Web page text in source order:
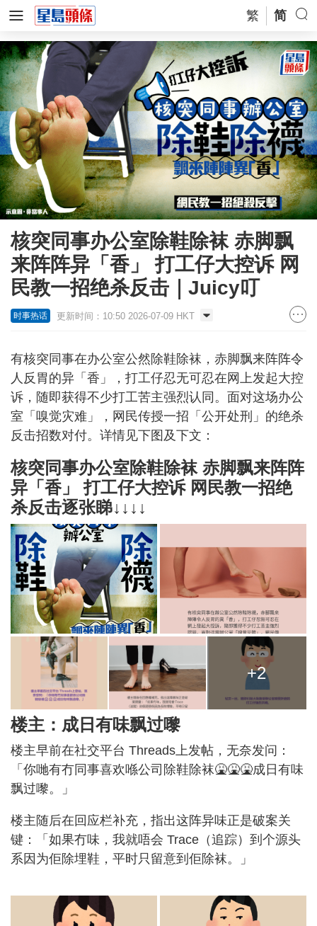
繁 简
核突同事办公室除鞋除袜 赤脚飘
来阵阵异「香」 打工仔大控诉 网
民教一招绝杀反击｜Juicy叮
时事热话 更新时间：10:50 2026-07-09 HKT
有核突同事在办公室公然除鞋除袜，赤脚飘来阵阵令
人反胃的异「香」，打工仔忍无可忍在网上发起大控
诉，随即获得不少打工苦主强烈认同。面对这场办公
室「嗅觉灾难」，网民传授一招「公开处刑」的绝杀
反击招数对付。详情见下图及下文：
核突同事办公室除鞋除袜 赤脚飘来阵阵
异「香」 打工仔大控诉 网民教一招绝
杀反击逐张睇↓↓↓↓
+2
楼主：成日有味飘过嚟
楼主早前在社交平台 Threads上发帖，无奈发问：
「你哋有冇同事喜欢喺公司除鞋除袜🤮🤮🤮成日有味
飘过嚟。」
楼主随后在回应栏补充，指出这阵异味正是破案关
键：「如果冇味，我就唔会 Trace（追踪）到个源头
系因为佢除埋鞋，平时只留意到佢除袜。」